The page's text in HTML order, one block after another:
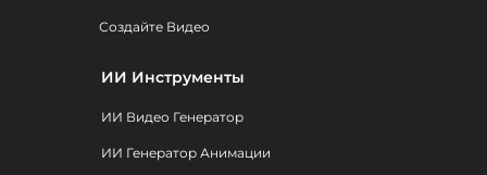
Создайте Видео
ИИ Инструменты
ИИ Видео Генератор
ИИ Генератор Анимации